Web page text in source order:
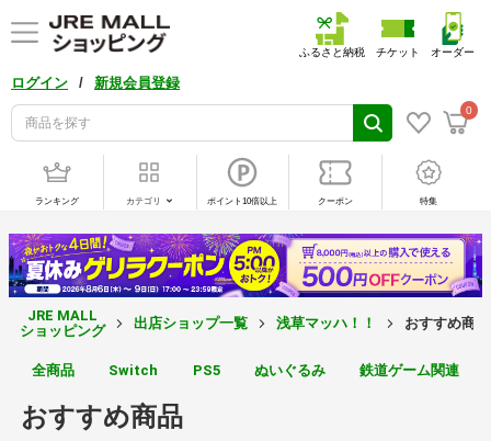
ログイン / 新規会員登録
0
ふるさと納税 チケット オーダー
ランキング カテゴリ ポイント10倍以上 クーポン 特集
JRE MALL
ショッピング
出店ショップ一覧 浅草マッハ！！ おすすめ商品
全商品 Switch PS5 ぬいぐるみ 鉄道ゲーム関連
おすすめ商品